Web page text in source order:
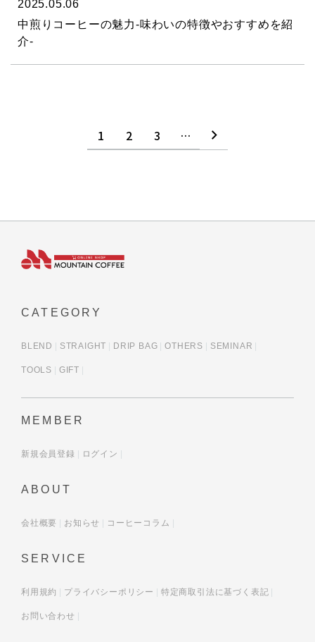
2025.05.06
中煎りコーヒーの魅力‐味わいの特徴やおすすめを紹
介‐
1 2 3 …
CATEGORY
BLEND STRAIGHT DRIP BAG OTHERS SEMINAR
TOOLS GIFT
MEMBER
新規会員登録 ログイン
ABOUT
会社概要 お知らせ コーヒーコラム
SERVICE
利用規約 プライバシーポリシー 特定商取引法に基づく表記
お問い合わせ